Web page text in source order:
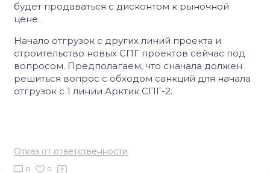
будет продаваться с дисконтом к рыночной
цене.
Начало отгрузок с других линий проекта и
строительство новых СПГ проектов сейчас под
вопросом. Предполагаем, что сначала должен
решиться вопрос с обходом санкций для начала
отгрузок с 1 линии Арктик СПГ-2.
Отказ от ответственности
0 0